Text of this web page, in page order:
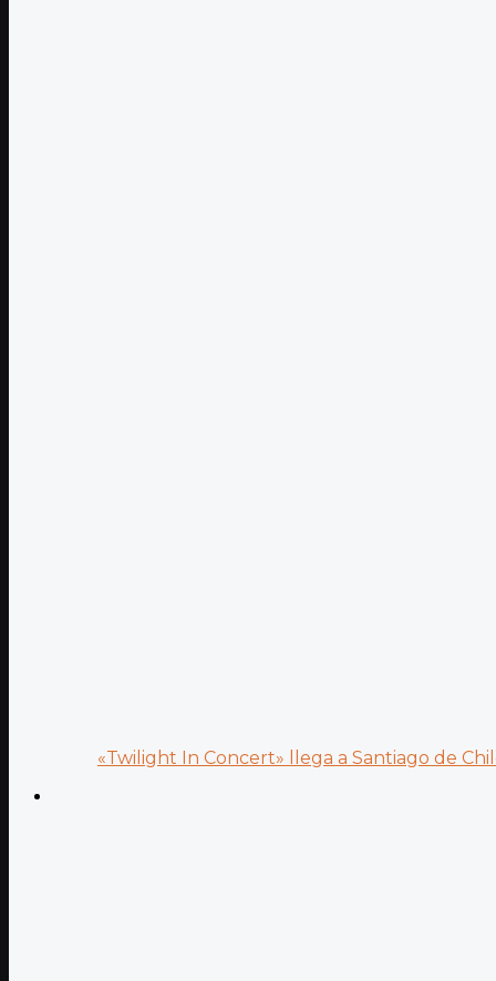
«Twilight In Concert» llega a Santiago de